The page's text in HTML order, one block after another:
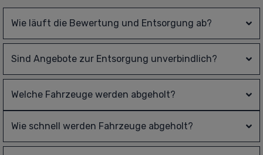
Wie läuft die Bewertung und Entsorgung ab?
Sind Angebote zur Entsorgung unverbindlich?
Welche Fahrzeuge werden abgeholt?
Wie schnell werden Fahrzeuge abgeholt?